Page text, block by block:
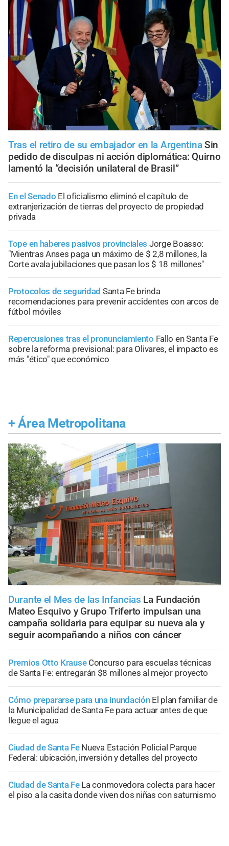
Tras el retiro de su embajador en la Argentina Sin
pedido de disculpas ni acción diplomática: Quirno
lamentó la “decisión unilateral de Brasil”
En el Senado El oficialismo eliminó el capítulo de
extranjerización de tierras del proyecto de propiedad
privada
Tope en haberes pasivos provinciales Jorge Boasso:
"Mientras Anses paga un máximo de $ 2,8 millones, la
Corte avala jubilaciones que pasan los $ 18 millones"
Protocolos de seguridad Santa Fe brinda
recomendaciones para prevenir accidentes con arcos de
fútbol móviles
Repercusiones tras el pronunciamiento Fallo en Santa Fe
sobre la reforma previsional: para Olivares, el impacto es
más "ético" que económico
+ Área Metropolitana
Durante el Mes de las Infancias La Fundación
Mateo Esquivo y Grupo Triferto impulsan una
campaña solidaria para equipar su nueva ala y
seguir acompañando a niños con cáncer
Premios Otto Krause Concurso para escuelas técnicas
de Santa Fe: entregarán $8 millones al mejor proyecto
Cómo prepararse para una inundación El plan familiar de
la Municipalidad de Santa Fe para actuar antes de que
llegue el agua
Ciudad de Santa Fe Nueva Estación Policial Parque
Federal: ubicación, inversión y detalles del proyecto
Ciudad de Santa Fe La conmovedora colecta para hacer
el piso a la casita donde viven dos niñas con saturnismo